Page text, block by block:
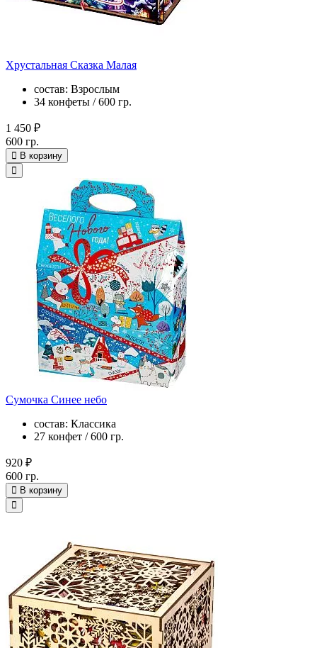
Хрустальная Сказка Малая
состав: Взрослым
34 конфеты / 600 гр.
1 450 ₽
600 гр.
В корзину
Сумочка Синее небо
состав: Классика
27 конфет / 600 гр.
920 ₽
600 гр.
В корзину